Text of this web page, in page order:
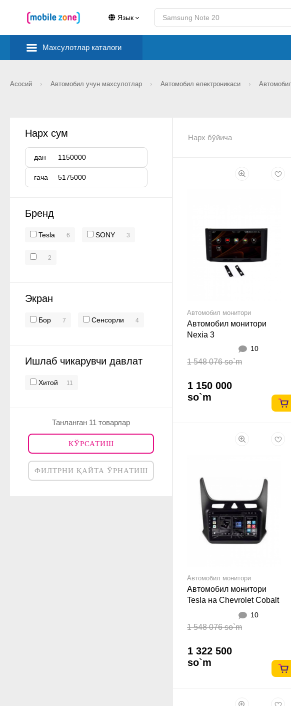
Язык
Махсулотлар каталоги
Асосий Автомобил учун махсулотлар Автомобил електроникаси
Нарх сум
дан
гача
Бренд
Tesla 6 SONY 3
2
Экран
Бор 7 Сенсорли 4
Ишлаб чикарувчи давлат
Хитой 11
Танланган 11 товарлар
КЎРСАТИШ
ФИЛТРНИ ҚАЙТА ЎРНАТИШ
Нарх бўйича
Автомобил монитори
Автомобил монитори
Nexia 3
10
1 548 076 so`m
1 150 000
so`m
Автомобил монитори
Автомобил монитори
Tesla на Chevrolet Cobalt
10
1 548 076 so`m
1 322 500
so`m